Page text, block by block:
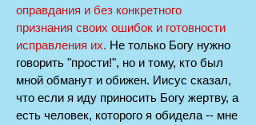
оправдания и без конкретного
признания своих ошибок и готовности
исправления их. Не только Богу нужно
говорить "прости!", но и тому, кто был
мной обманут и обижен. Иисус сказал,
что если я иду приносить Богу жертву, а
есть человек, которого я обидела -- мне